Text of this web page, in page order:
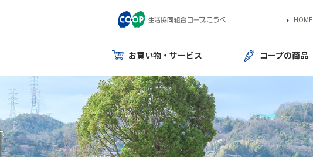
HOME
お買い物・サービス コープの商品